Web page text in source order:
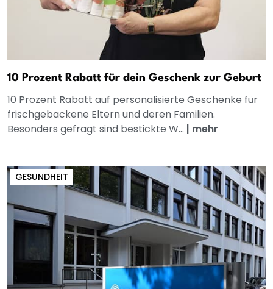
10 Prozent Rabatt für dein Geschenk zur Geburt
10 Prozent Rabatt auf personalisierte Geschenke für
frischgebackene Eltern und deren Familien.
Besonders gefragt sind bestickte W... | mehr
GESUNDHEIT